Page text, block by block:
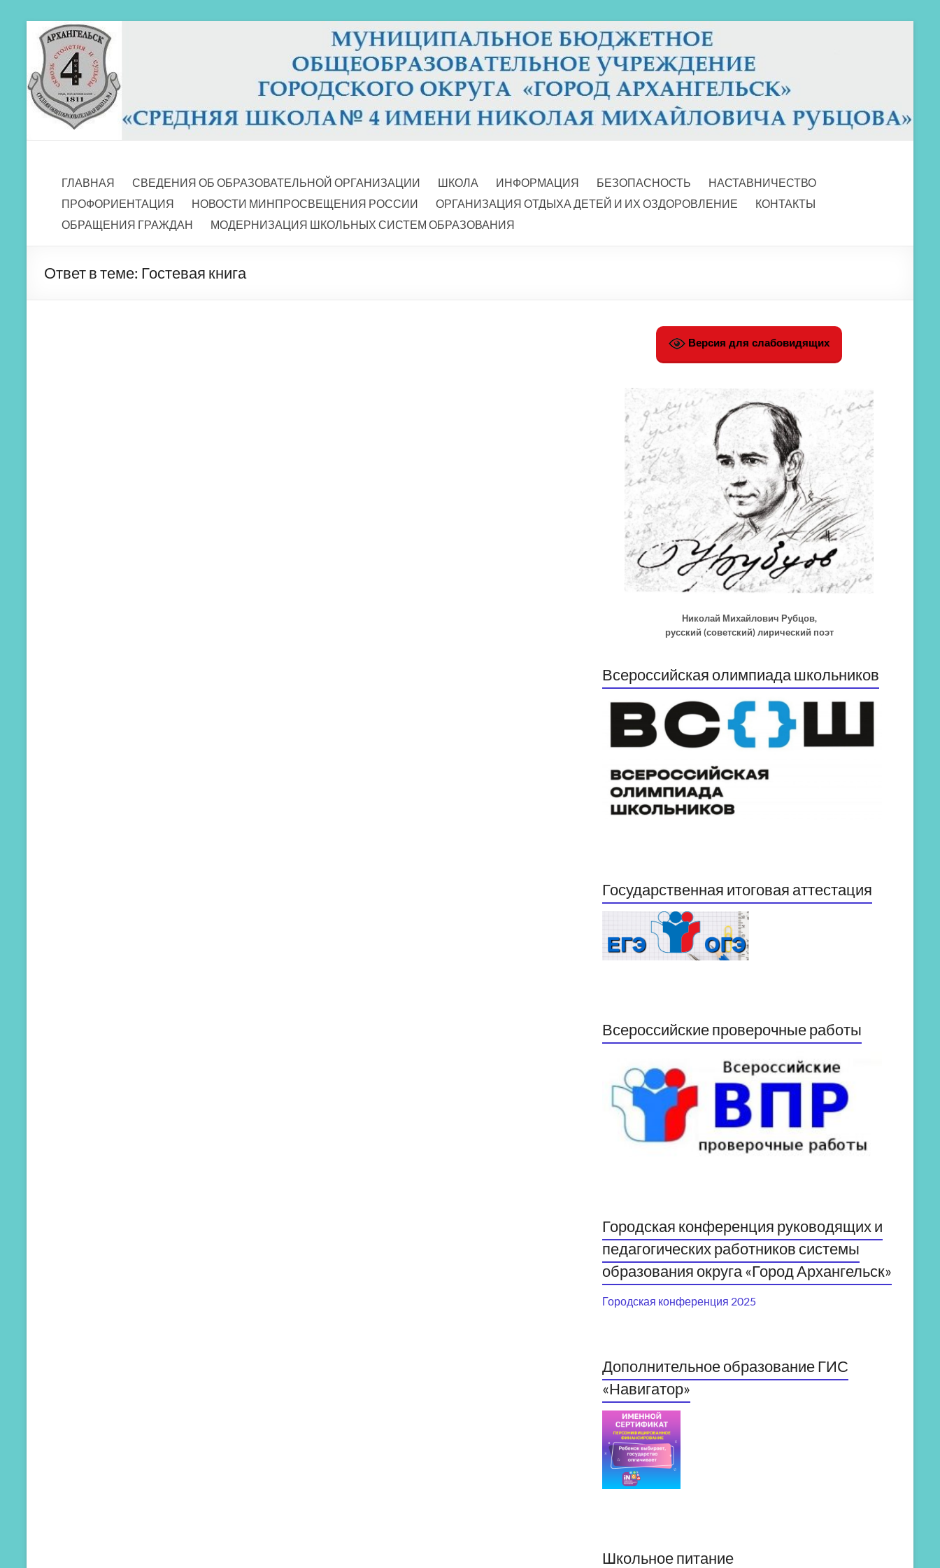
Перейти
содержимому
МБОУ СШ 4
ГЛАВНАЯ
СВЕДЕНИЯ ОБ ОБРАЗОВАТЕЛЬНОЙ ОРГАНИЗАЦИИ ШКОЛА ИНФОРМАЦИЯ БЕЗОПАСНОСТЬ
НАСТАВНИЧЕСТВО
ПРОФОРИЕНТАЦИЯ
НОВОСТИ МИНПРОСВЕЩЕНИЯ РОССИИ ОРГАНИЗАЦИЯ ОТДЫХА ДЕТЕЙ И ИХ ОЗДОРОВЛЕНИЕ
КОНТАКТЫ
ОБРАЩЕНИЯ ГРАЖДАН
МОДЕРНИЗАЦИЯ ШКОЛЬНЫХ СИСТЕМ ОБРАЗОВАНИЯ
Ответ в теме: Гостевая книга
Версия для слабовидящих
Николай Михайлович Рубцов,
русский (советский) лирический поэт
Всероссийская олимпиада школьников
Государственная итоговая аттестация
Всероссийские проверочные работы
Городская конференция руководящих и
педагогических работников системы
образования округа «Город Архангельск»
Городская конференция 2025
Дополнительное образование ГИС
«Навигатор»
Школьное питание